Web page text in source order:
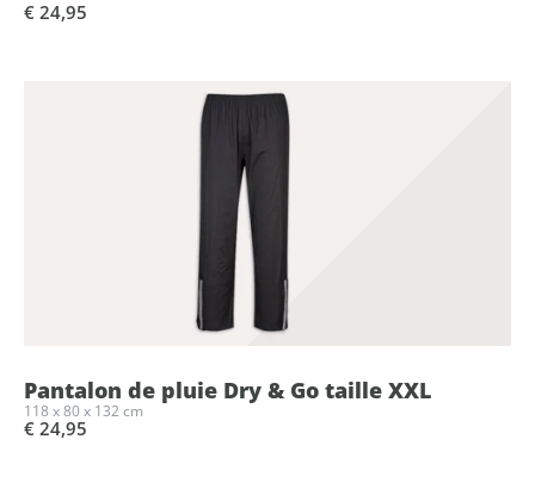
€ 24,95
Pantalon de pluie Dry & Go taille XXL
118 x 80 x 132 cm
€ 24,95